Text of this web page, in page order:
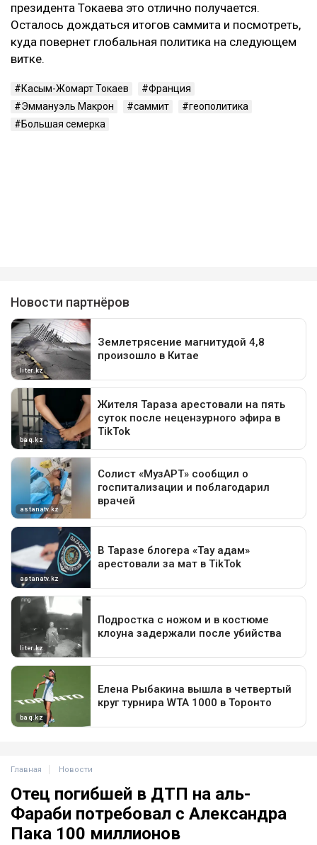
президента Токаева это отлично получается.
Осталось дождаться итогов саммита и посмотреть,
куда повернет глобальная политика на следующем
витке.
Касым-Жомарт Токаев
Франция
Эммануэль Макрон
саммит
геополитика
Большая семерка
Главная Новости
Отец погибшей в ДТП на аль-
Фараби потребовал с Александра
Пака 100 миллионов